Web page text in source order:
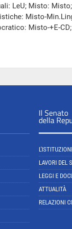
LeU; Misto:
Misto-
Misto-+E-
Il Senato
della
LAVORI DEL
LEGGI E
ATTUALITÀ
RELAZIONI